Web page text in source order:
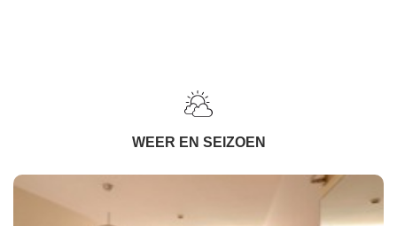
WEER EN SEIZOEN